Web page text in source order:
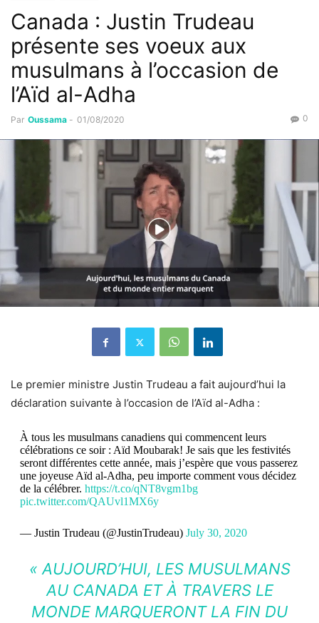
Canada : Justin Trudeau
présente ses voeux aux
musulmans à l’occasion de
l’Aïd al-Adha
Par Oussama - 01/08/2020 0
Le premier ministre Justin Trudeau a fait aujourd’hui la
déclaration suivante à l’occasion de l’Aïd al-Adha :
À tous les musulmans canadiens qui commencent leurs
célébrations ce soir : Aïd Moubarak! Je sais que les festivités
seront différentes cette année, mais j’espère que vous passerez
une joyeuse Aïd al-Adha, peu importe comment vous décidez
de la célébrer. https://t.co/qNT8vgm1bg
pic.twitter.com/QAUvl1MX6y
— Justin Trudeau (@JustinTrudeau) July 30, 2020
« AUJOURD’HUI, LES MUSULMANS
AU CANADA ET À TRAVERS LE
MONDE MARQUERONT LA FIN DU